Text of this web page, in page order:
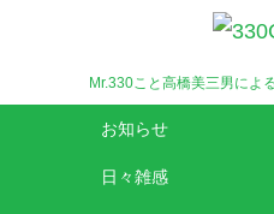
Mr.330こと高橋美三男によ
お知らせ
日々雑感